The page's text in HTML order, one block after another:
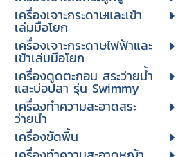
เครื่องเจาะกระดาษและเข้า
เล่มมือโยก
เครื่องเจาะกระดาษไฟฟ้าและ
เข้าเล่มมือโยก
เครื่องดูดตะกอน สระว่ายน้ำ
และบ่อปลา รุ่น Swimmy
เครื่องทำความสะอาดสระ
ว่ายน้ำ
เครื่องขัดพื้น